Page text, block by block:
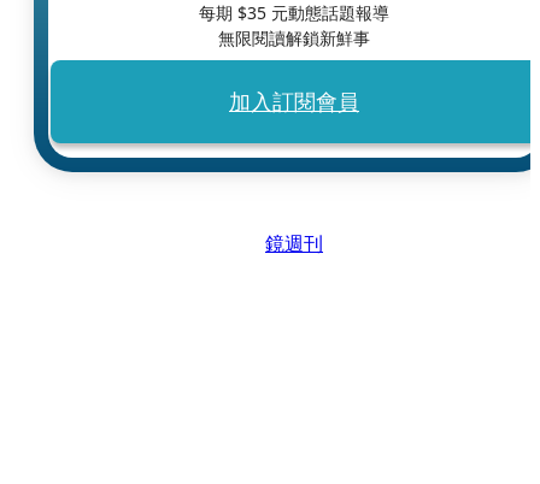
每期 $35 元動態話題報導
無限閱讀解鎖新鮮事
加入訂閱會員
鏡週刊